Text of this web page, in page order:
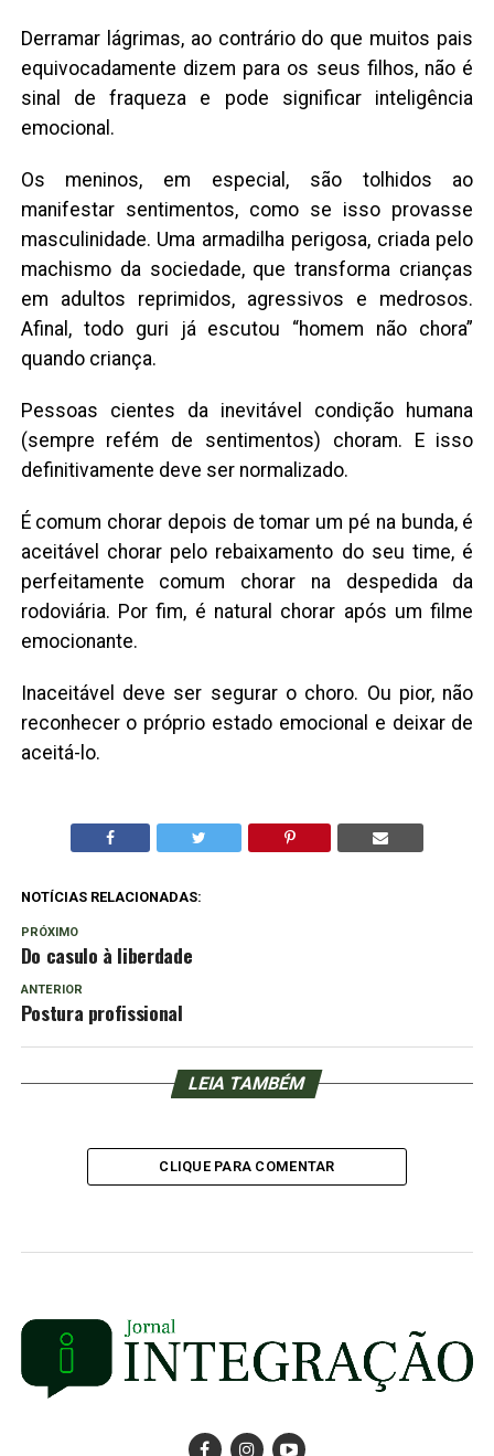
Derramar lágrimas, ao contrário do que muitos pais
equivocadamente dizem para os seus filhos, não é
sinal de fraqueza e pode significar inteligência
emocional.
Os meninos, em especial, são tolhidos ao
manifestar sentimentos, como se isso provasse
masculinidade. Uma armadilha perigosa, criada pelo
machismo da sociedade, que transforma crianças
em adultos reprimidos, agressivos e medrosos.
Afinal, todo guri já escutou “homem não chora”
quando criança.
Pessoas cientes da inevitável condição humana
(sempre refém de sentimentos) choram. E isso
definitivamente deve ser normalizado.
É comum chorar depois de tomar um pé na bunda, é
aceitável chorar pelo rebaixamento do seu time, é
perfeitamente comum chorar na despedida da
rodoviária. Por fim, é natural chorar após um filme
emocionante.
Inaceitável deve ser segurar o choro. Ou pior, não
reconhecer o próprio estado emocional e deixar de
aceitá-lo.
NOTÍCIAS RELACIONADAS:
PRÓXIMO
Do casulo à liberdade
ANTERIOR
Postura profissional
LEIA TAMBÉM
CLIQUE PARA COMENTAR